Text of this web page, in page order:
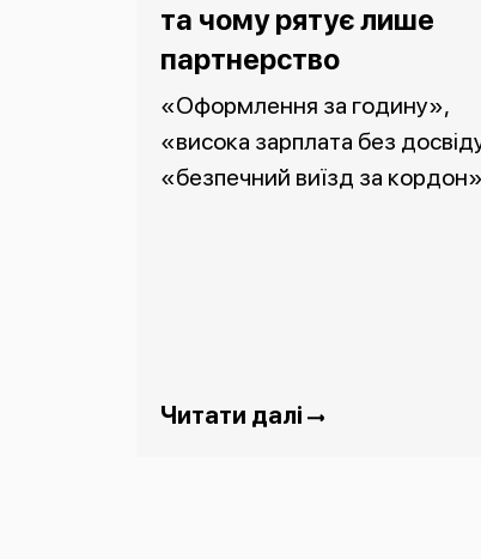
та чому рятує лише
партнерство
«Оформлення за годину»,
«висока зарплата без
«безпечний виїзд за
Читати далі